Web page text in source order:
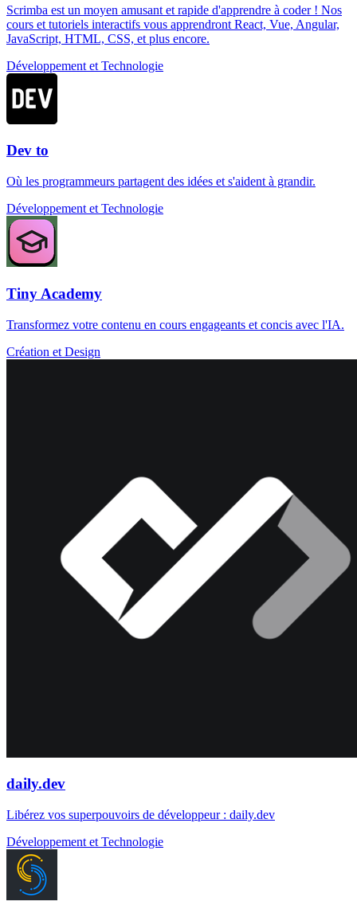
Scrimba est un moyen amusant et rapide d'apprendre à coder ! Nos
cours et tutoriels interactifs vous apprendront React, Vue, Angular,
JavaScript, HTML, CSS, et plus encore.
Développement et Technologie
Dev to
Où les programmeurs partagent des idées et s'aident à grandir.
Développement et Technologie
Tiny Academy
Transformez votre contenu en cours engageants et concis avec l'IA.
Création et Design
daily.dev
Libérez vos superpouvoirs de développeur : daily.dev
Développement et Technologie